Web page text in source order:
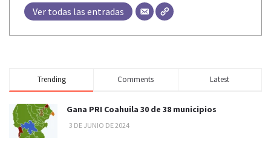
Ver todas las entradas
Trending Comments Latest
Gana PRI Coahuila 30 de 38 municipios
3 DE JUNIO DE 2024